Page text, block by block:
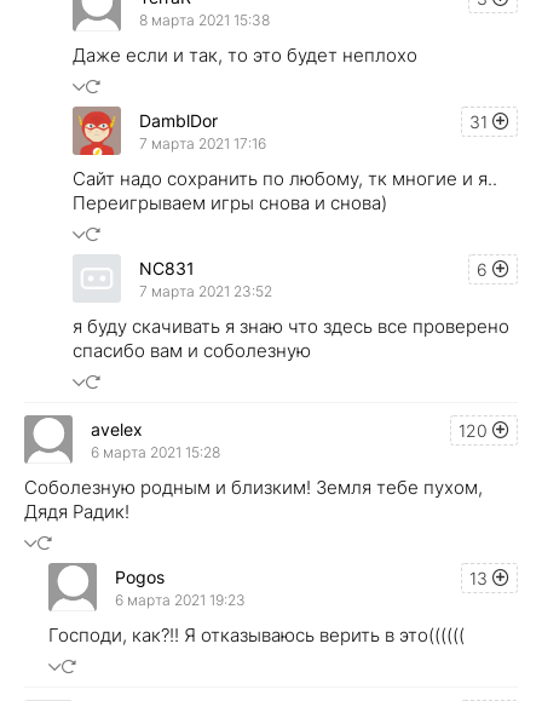
8 марта 2021 15:38
Даже если и так, то это будет неплохо
31
DamblDor
7 марта 2021 17:16
Сайт надо сохранить по любому, тк многие и я..
Переигрываем игры снова и снова)
6
NC831
7 марта 2021 23:52
я буду скачивать я знаю что здесь все проверено
спасибо вам и соболезную
120
avelex
6 марта 2021 15:28
Соболезную родным и близким! Земля тебе пухом,
Дядя Радик!
13
Pogos
6 марта 2021 19:23
Господи, как?!! Я отказываюсь верить в это((((((